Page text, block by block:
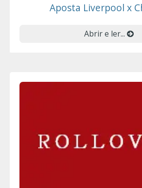
Aposta Liverpool x
Abrir e ler...